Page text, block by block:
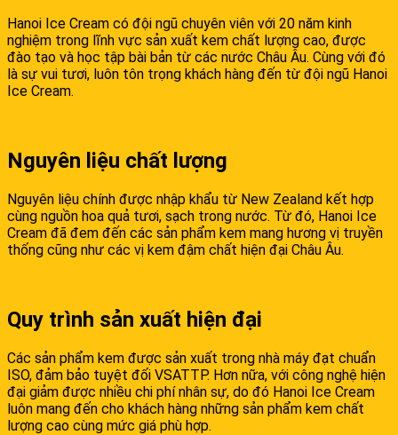
Hanoi Ice Cream có đội ngũ chuyên viên với 20 năm kinh
nghiệm trong lĩnh vực sản xuất kem chất lượng cao, được
đào tạo và học tập bài bản từ các nước Châu Âu. Cùng với đó
là sự vui tươi, luôn tôn trọng khách hàng đến từ đội ngũ Hanoi
Ice Cream.
Nguyên liệu chất lượng
Nguyên liệu chính được nhập khẩu từ New Zealand kết hợp
cùng nguồn hoa quả tươi, sạch trong nước. Từ đó, Hanoi Ice
Cream đã đem đến các sản phẩm kem mang hương vị truyền
thống cũng như các vị kem đậm chất hiện đại Châu Âu.
Quy trình sản xuất hiện đại
Các sản phẩm kem được sản xuất trong nhà máy đạt chuẩn
ISO, đảm bảo tuyệt đối VSATTP. Hơn nữa, với công nghệ hiện
đại giảm được nhiều chi phí nhân sự, do đó Hanoi Ice Cream
luôn mang đến cho khách hàng những sản phẩm kem chất
lượng cao cùng mức giá phù hợp.